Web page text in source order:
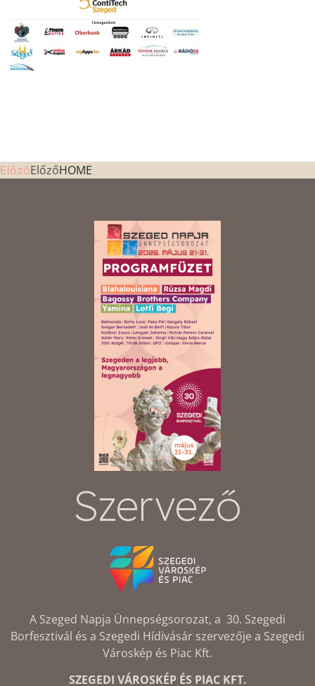
ElőzőElőzőHOME
Szervező
A Szeged Napja Ünnepségsorozat, a 30. Szegedi
Borfesztivál és a Szegedi Hídivásár szervezője a Szegedi
Városkép és Piac Kft.
SZEGEDI VÁROSKÉP ÉS PIAC KFT.